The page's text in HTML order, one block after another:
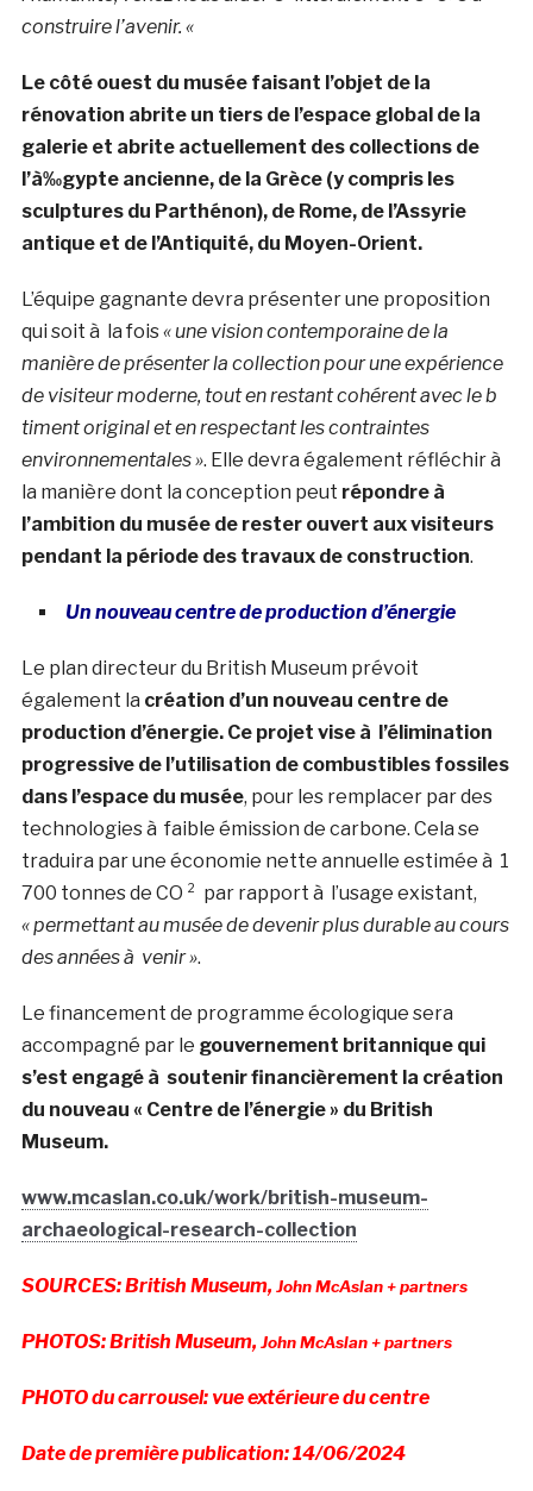
construire l’avenir. «
Le côté ouest du musée faisant l’objet de la
rénovation abrite un tiers de l’espace global de la
galerie et abrite actuellement des collections de
l’à‰gypte ancienne, de la Grèce (y compris les
sculptures du Parthénon), de Rome, de l’Assyrie
antique et de l’Antiquité, du Moyen-Orient.
L’équipe gagnante devra présenter une proposition
qui soit à la fois« une vision contemporaine de la
manière de présenter la collection pour une expérience
de visiteur moderne, tout en restant cohérent avec le b
timent original et en respectant les contraintes
environnementales ». Elle devra également réfléchir à
la manière dont la conception peut répondre à
l’ambition du musée de rester ouvert aux visiteurs
pendant la période des travaux de construction.
Un nouveau centre de production d’énergie
Le plan directeur du British Museum prévoit
également la création d’un nouveau centre de
production d’énergie. Ce projet vise à l’élimination
progressive de l’utilisation de combustibles fossiles
dans l’espace du musée, pour les remplacer par des
technologies à faible émission de carbone. Cela se
traduira par une économie nette annuelle estimée à 1
700 tonnes de CO ² par rapport à l’usage existant,
« permettant au musée de devenir plus durable au cours
des années à venir ».
Le financement de programme écologique sera
accompagné par le gouvernement britannique qui
s’est engagé à soutenir financièrement la création
du nouveau « Centre de l’énergie » du British
Museum.
www.mcaslan.co.uk/work/british-museum-
archaeological-research-collection
SOURCES: British Museum, John McAslan + partners
PHOTOS: British Museum, John McAslan + partners
PHOTO du carrousel: vue extérieure du centre
Date de première publication: 14/06/2024